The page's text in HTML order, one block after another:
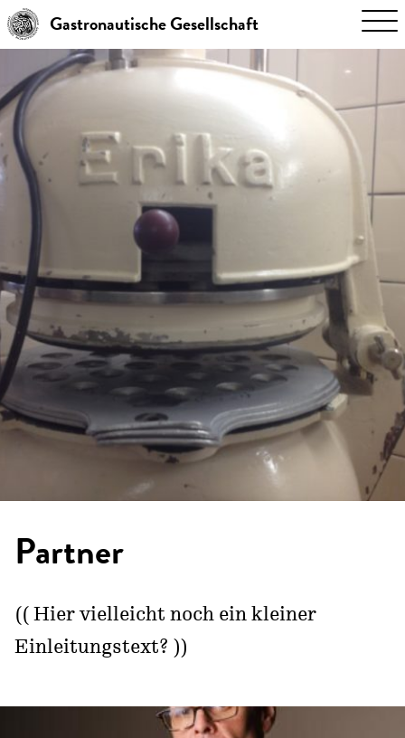
Gastronautische Gesellschaft
Partner
(( Hier vielleicht noch ein kleiner
Einleitungstext? ))